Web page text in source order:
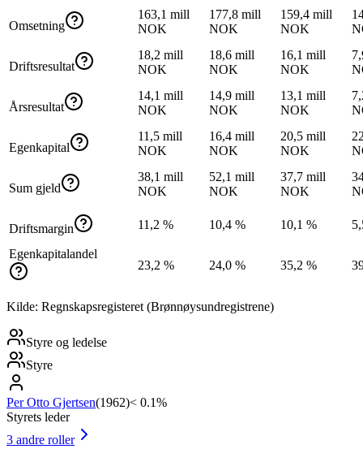
Omsetning
163,1 mill
NOK
177,8 mill
NOK
159,4 mill
NOK
Driftsresultat
18,2 mill
NOK
18,6 mill
NOK
16,1 mill
NOK
Årsresultat
14,1 mill
NOK
14,9 mill
NOK
13,1 mill
NOK
Egenkapital
11,5 mill
NOK
16,4 mill
NOK
20,5 mill
NOK
Sum gjeld
38,1 mill
NOK
52,1 mill
NOK
37,7 mill
NOK
Driftsmargin 11,2 % 10,4 % 10,1 %
Egenkapitalandel
23,2 %
24,0 % 35,2 %
Kilde: Regnskapsregisteret (Brønnøysundregistrene)
Styre og ledelse
Styre
Per Otto Gjertsen(1962)< 0.1%
Styrets leder
3 andre roller